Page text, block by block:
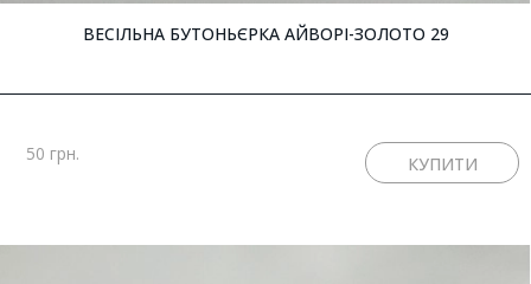
ВЕСІЛЬНА БУТОНЬЄРКА АЙВОРІ-ЗОЛОТО 29
50 грн.